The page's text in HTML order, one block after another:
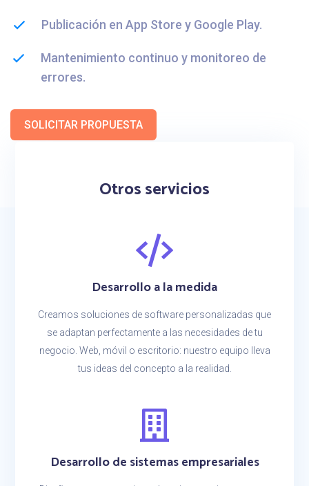
Publicación en App Store y Google Play.
Mantenimiento continuo y monitoreo de
errores.
SOLICITAR PROPUESTA
Otros servicios
Desarrollo a la medida
Creamos soluciones de software personalizadas que
se adaptan perfectamente a las necesidades de tu
negocio. Web, móvil o escritorio: nuestro equipo lleva
tus ideas del concepto a la realidad.
Desarrollo de sistemas empresariales